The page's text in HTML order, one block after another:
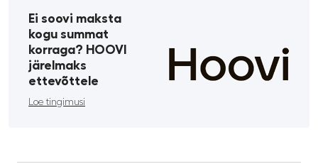
Ei soovi maksta
kogu summat
korraga? HOOVI
järelmaks
ettevõttele
Loe tingimusi